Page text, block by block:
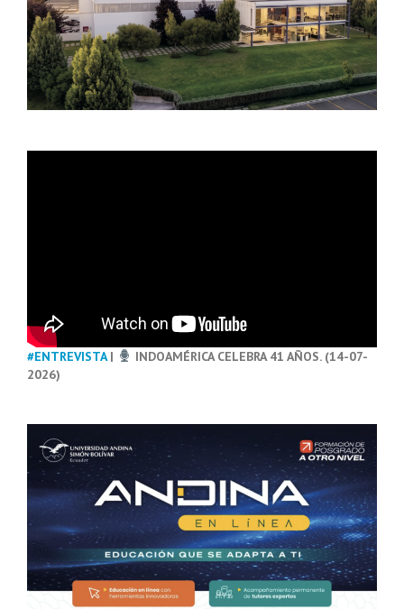
#ENTREVISTA|
INDOAMÉRICA CELEBRA 41 AÑOS. (14-07-
2026)